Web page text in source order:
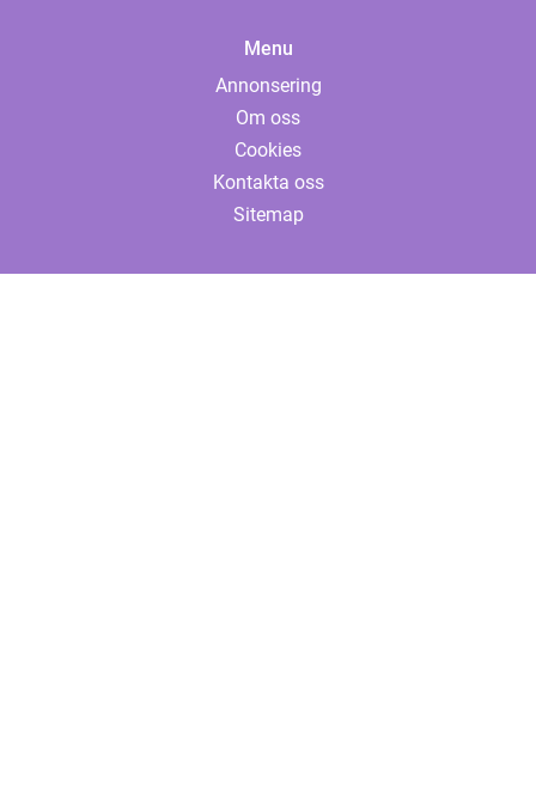
Menu
Annonsering
Om oss
Cookies
Kontakta oss
Sitemap